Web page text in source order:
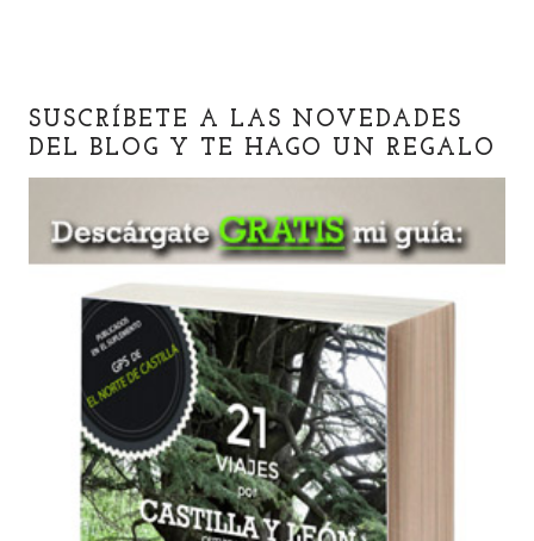
SUSCRÍBETE A LAS NOVEDADES
DEL BLOG Y TE HAGO UN REGALO